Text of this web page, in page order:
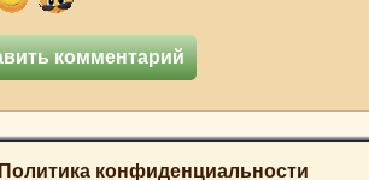
Политика конфиденциальности